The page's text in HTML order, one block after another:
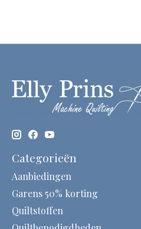
Categorieën
Aanbiedingen
Garens 50% korting
Quiltstoffen